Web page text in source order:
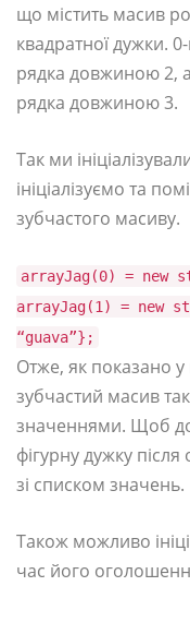
що містить масив
квадратної дужки.
рядка довжиною 2, а
рядка довжиною 3.
Так ми
ініціалізуємо та
зубчастого масиву.
arrayJag(0) = new
arrayJag(1) = new
“guava”};
Отже, як показано
зубчастий масив
значеннями. Щоб
фігурну дужку
зі списком значень.
Також можливо
час його